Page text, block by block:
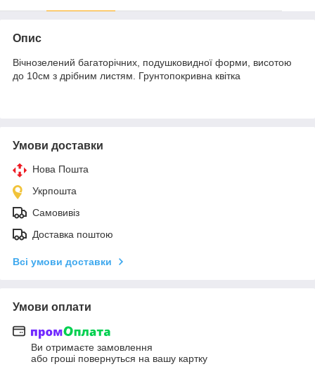
Опис
Вічнозелений багаторічних, подушковидної форми, висотою
до 10см з дрібним листям. Грунтопокривна квітка
Умови доставки
Нова Пошта
Укрпошта
Самовивіз
Доставка поштою
Всі умови доставки
Умови оплати
Ви отримаєте замовлення
або гроші повернуться на вашу картку